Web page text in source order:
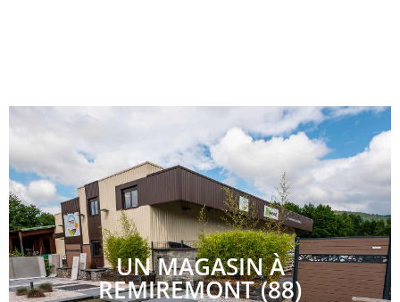
UN MAGASIN À
REMIREMONT (88)